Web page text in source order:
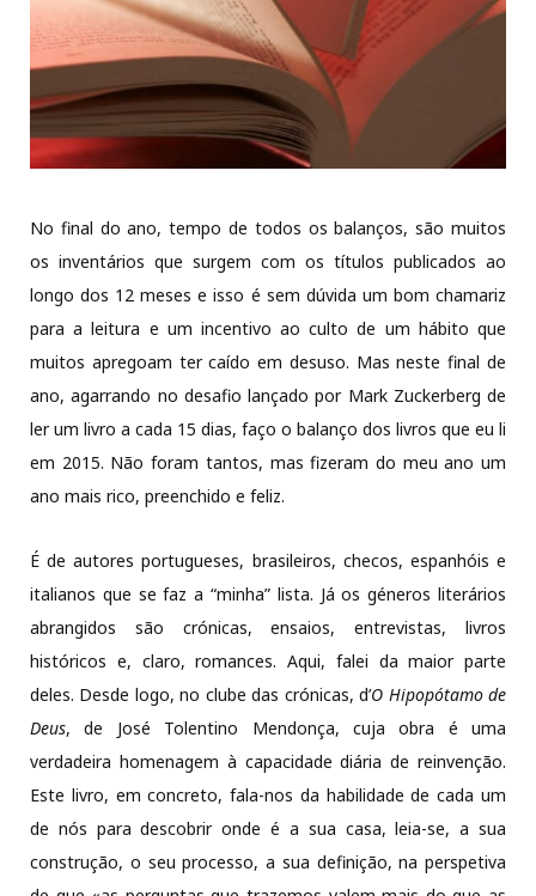
No final do ano, tempo de todos os balanços, são muitos
os inventários que surgem com os títulos publicados ao
longo dos 12 meses e isso é sem dúvida um bom chamariz
para a leitura e um incentivo ao culto de um hábito que
muitos apregoam ter caído em desuso. Mas neste final de
ano, agarrando no desafio lançado por Mark Zuckerberg de
ler um livro a cada 15 dias, faço o balanço dos livros que eu li
em 2015. Não foram tantos, mas fizeram do meu ano um
ano mais rico, preenchido e feliz.
É de autores portugueses, brasileiros, checos, espanhóis e
italianos que se faz a “minha” lista. Já os géneros literários
abrangidos são crónicas, ensaios, entrevistas, livros
históricos e, claro, romances. Aqui, falei da maior parte
deles. Desde logo, no clube das crónicas, d’O Hipopótamo de
Deus, de José Tolentino Mendonça, cuja obra é uma
verdadeira homenagem à capacidade diária de reinvenção.
Este livro, em concreto, fala-nos da habilidade de cada um
de nós para descobrir onde é a sua casa, leia-se, a sua
construção, o seu processo, a sua definição, na perspetiva